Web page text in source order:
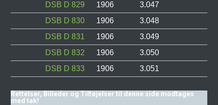
DSB D 829
1906
3.047
DSB D 830
1906
3.048
DSB D 831
1906
3.049
DSB D 832
1906
3.050
DSB D 833
1906 3.051
Rettelser, Billeder og Tilføjelser til denne side modtages
med tak!